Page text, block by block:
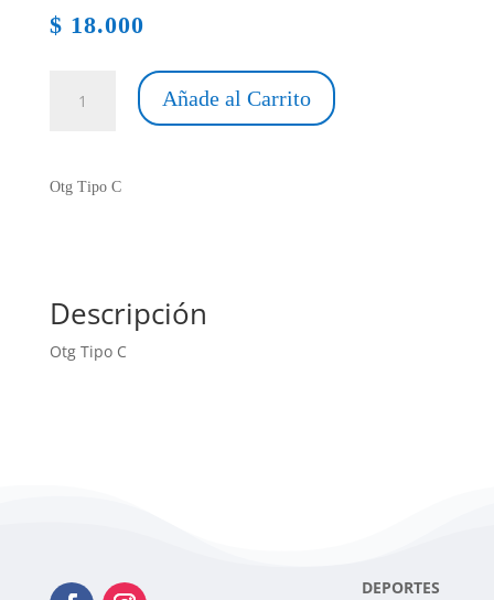
$ 18.000
Añade al Carrito
Otg Tipo C
Descripción
Otg Tipo C
DEPORTES